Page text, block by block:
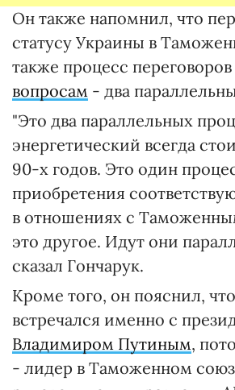
Он также напомнил, что
статусу Украины в
также процесс
вопросам - два
"Это два параллельных
энергетический всегда
90-х годов. Это один
приобретения
в отношениях с
это другое. Идут они
сказал Гончарук.
Кроме того, он пояснил,
встречался именно с
Владимиром Путиным,
- лидер в Таможенном